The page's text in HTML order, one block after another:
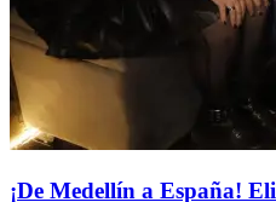
¡De Medellín a España!